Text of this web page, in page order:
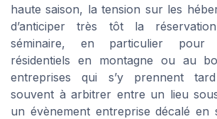
haute saison, la tension sur les
d’anticiper très tôt la
séminaire, en particulier pour
résidentiels en montagne ou au
entreprises qui s’y prennent
souvent à arbitrer entre un lieu
un évènement entreprise décalé en